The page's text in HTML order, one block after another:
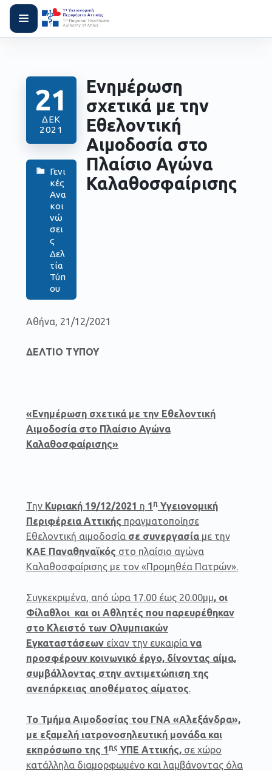
21
ΔΕΚ
2021
Γενι
κές
Ανα
κοι
νώ
σει
ς
Δελ
τία
Τύπ
ου
Ενημέρωση
σχετικά με την
Εθελοντική
Αιμοδοσία στο
Πλαίσιο Αγώνα
Καλαθοσφαίρισης
Αθήνα, 21/12/2021
ΔΕΛΤΙΟ ΤΥΠΟΥ
«Ενημέρωση σχετικά με την Εθελοντική
Αιμοδοσία στο Πλαίσιο Αγώνα
Καλαθοσφαίρισης»
Την Κυριακή 19/12/2021 η 1 ηΥγειονομική
Περιφέρεια Αττικής πραγματοποίησε
Εθελοντική αιμοδοσία σε συνεργασίαμε την
ΚΑΕ Παναθηναϊκός στο πλαίσιο αγώνα
Καλαθοσφαίρισης με τον «Προμηθέα Πατρών».
Συγκεκριμένα, από ώρα 17.00 έως 20.00μμ, οι
Φίλαθλοι και οι Αθλητές που παρευρέθηκαν
στο Κλειστό των Ολυμπιακών
Εγκαταστάσεωνείχαν την ευκαιρία να
προσφέρουν κοινωνικό έργο, δίνοντας αίμα,
συμβάλλοντας στην αντιμετώπιση της
ανεπάρκειας αποθέματος αίματος.
Το Τμήμα Αιμοδοσίας του ΓΝΑ «Αλεξάνδρα»,
με εξαμελή ιατρονοσηλευτική μονάδα και
εκπρόσωπο της 1 ης ΥΠΕ Αττικής, σε χώρο
κατάλληλα διαμορφωμένο και λαμβάνοντας όλα